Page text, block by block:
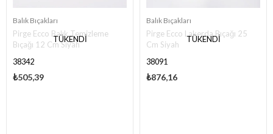
TÜKENDI
Balık Bıçakları
Pirge Ecco Balık Temizleme
Bıçağı 12 Cm Siyah
38342
₺505,39
TÜKENDI
Balık Bıçakları
Pirge Ecco Lakerda Bıçağı 25
Cm Siyah
38091
₺876,16